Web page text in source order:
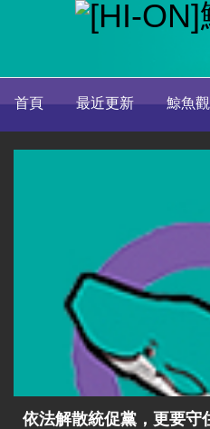
首頁 最近更新 鯨魚
「有事衝著我來」 政治責